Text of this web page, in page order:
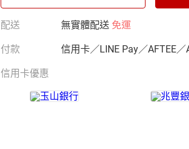
配送 無實體配送 免運
付款 信用卡／LINE Pay／AFTEE／
信用卡優惠